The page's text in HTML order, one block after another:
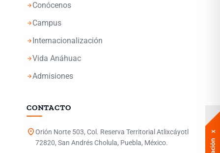
arrow_forward Conócenos
arrow_forward Campus
arrow_forward Internacionalización
arrow_forwardVida Anáhuac
arrow_forwardAdmisiones
CONTACTO
location_onOrión Norte 503, Col. Reserva Territorial Atlixcáyotl
72820, San Andrés Cholula, Puebla, México.